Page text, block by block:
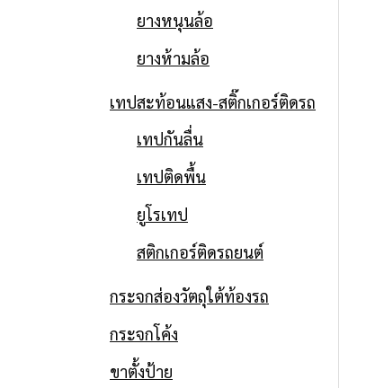
ยางหนุนล้อ
ยางห้ามล้อ
เทปสะท้อนแสง-สติ๊กเกอร์ติดรถ
เทปกันลื่น
เทปติดพื้น
ยูโรเทป
สติกเกอร์ติดรถยนต์
กระจกส่องวัตถุใต้ท้องรถ
กระจกโค้ง
ขาตั้งป้าย
REGULATORY SIGN
WARNING SIGN
AND
REGULATORY